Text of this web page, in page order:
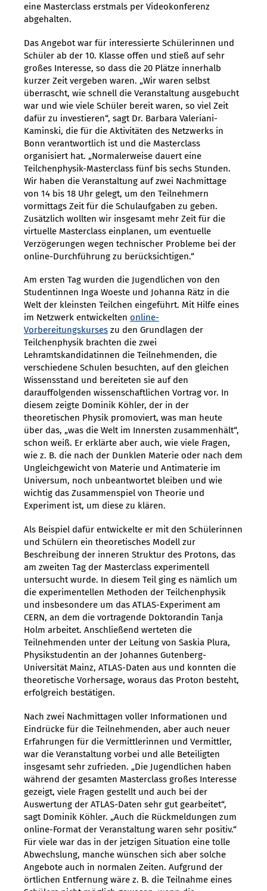
eine Masterclass erstmals per Videokonferenz
abgehalten.
Das Angebot war für interessierte Schülerinnen und
Schüler ab der 10. Klasse offen und stieß auf sehr
großes Interesse, so dass die 20 Plätze innerhalb
kurzer Zeit vergeben waren. „Wir waren selbst
überrascht, wie schnell die Veranstaltung ausgebucht
war und wie viele Schüler bereit waren, so viel Zeit
dafür zu investieren“, sagt Dr. Barbara Valeriani-
Kaminski, die für die Aktivitäten des Netzwerks in
Bonn verantwortlich ist und die Masterclass
organisiert hat. „Normalerweise dauert eine
Teilchenphysik-Masterclass fünf bis sechs Stunden.
Wir haben die Veranstaltung auf zwei Nachmittage
von 14 bis 18 Uhr gelegt, um den Teilnehmern
vormittags Zeit für die Schulaufgaben zu geben.
Zusätzlich wollten wir insgesamt mehr Zeit für die
virtuelle Masterclass einplanen, um eventuelle
Verzögerungen wegen technischer Probleme bei der
online-Durchführung zu berücksichtigen.“
Am ersten Tag wurden die Jugendlichen von den
Studentinnen Inga Woeste und Johanna Rätz in die
Welt der kleinsten Teilchen eingeführt. Mit Hilfe eines
im Netzwerk entwickelten online-
Vorbereitungskurses zu den Grundlagen der
Teilchenphysik brachten die zwei
Lehramtskandidatinnen die Teilnehmenden, die
verschiedene Schulen besuchten, auf den gleichen
Wissensstand und bereiteten sie auf den
darauffolgenden wissenschaftlichen Vortrag vor. In
diesem zeigte Dominik Köhler, der in der
theoretischen Physik promoviert, was man heute
über das, „was die Welt im Innersten zusammenhält“,
schon weiß. Er erklärte aber auch, wie viele Fragen,
wie z. B. die nach der Dunklen Materie oder nach dem
Ungleichgewicht von Materie und Antimaterie im
Universum, noch unbeantwortet bleiben und wie
wichtig das Zusammenspiel von Theorie und
Experiment ist, um diese zu klären.
Als Beispiel dafür entwickelte er mit den Schülerinnen
und Schülern ein theoretisches Modell zur
Beschreibung der inneren Struktur des Protons, das
am zweiten Tag der Masterclass experimentell
untersucht wurde. In diesem Teil ging es nämlich um
die experimentellen Methoden der Teilchenphysik
und insbesondere um das ATLAS-Experiment am
CERN, an dem die vortragende Doktorandin Tanja
Holm arbeitet. Anschließend werteten die
Teilnehmenden unter der Leitung von Saskia Plura,
Physikstudentin an der Johannes Gutenberg-
Universität Mainz, ATLAS-Daten aus und konnten die
theoretische Vorhersage, woraus das Proton besteht,
erfolgreich bestätigen.
Nach zwei Nachmittagen voller Informationen und
Eindrücke für die Teilnehmenden, aber auch neuer
Erfahrungen für die Vermittlerinnen und Vermittler,
war die Veranstaltung vorbei und alle Beteiligten
insgesamt sehr zufrieden. „Die Jugendlichen haben
während der gesamten Masterclass großes Interesse
gezeigt, viele Fragen gestellt und auch bei der
Auswertung der ATLAS-Daten sehr gut gearbeitet“,
sagt Dominik Köhler. „Auch die Rückmeldungen zum
online-Format der Veranstaltung waren sehr positiv.“
Für viele war das in der jetzigen Situation eine tolle
Abwechslung, manche wünschen sich aber solche
Angebote auch in normalen Zeiten. Aufgrund der
örtlichen Entfernung wäre z. B. die Teilnahme eines